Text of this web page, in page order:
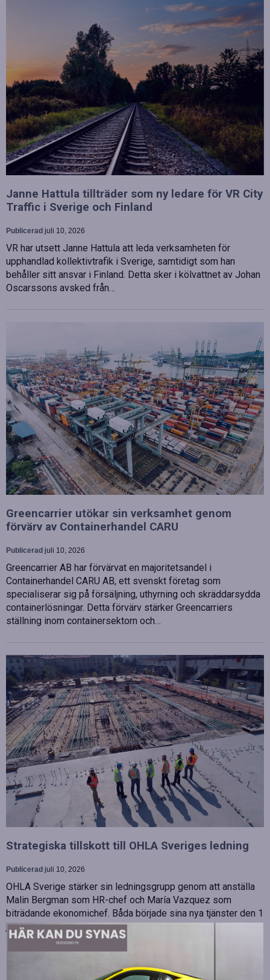
Janne Hattula tillträder som ny ledare för VR City
Traffic i Sverige och Finland
Publicerad juli 10, 2026
VR har utsett Janne Hattula att leda verksamheten för
upphandlad kollektivtrafik i Sverige, samtidigt som han
behåller sitt ansvar i Finland. Detta sker i kölvattnet av Johan
Oscarssons avsked från…
Greencarrier utökar sin verksamhet genom
förvärv av Containerhandel CARU
Publicerad juli 10, 2026
Greencarrier AB har förvärvat en majoritetsandel i
Containerhandel CARU AB, ett svenskt företag som
specialiserar sig på försäljning, uthyrning och skräddarsydda
containerlösningar. Detta förvärv stärker Greencarriers
ställning inom containersektorn och…
Strategiska tillskott till OHLA Sveriges ledning
Publicerad juli 10, 2026
OHLA Sverige stärker sin ledningsgrupp genom att anställa
Malin Bergman som HR-chef och María Vazquez som
biträdande ekonomichef. Båda började sina nya tjänster den 1
juni 2026 och kommer att…
Betydelsen av snabb internetanslutning för e-